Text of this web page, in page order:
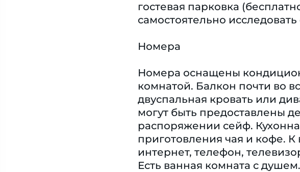
гостевая парковка
самостоятельно исследовать
Номера
Номера оснащены
комнатой. Балкон почти во
двуспальная кровать или
могут быть предоставлены
распоряжении сейф.
приготовления чая и кофе. К
интернет, телефон,
Есть ванная комната с